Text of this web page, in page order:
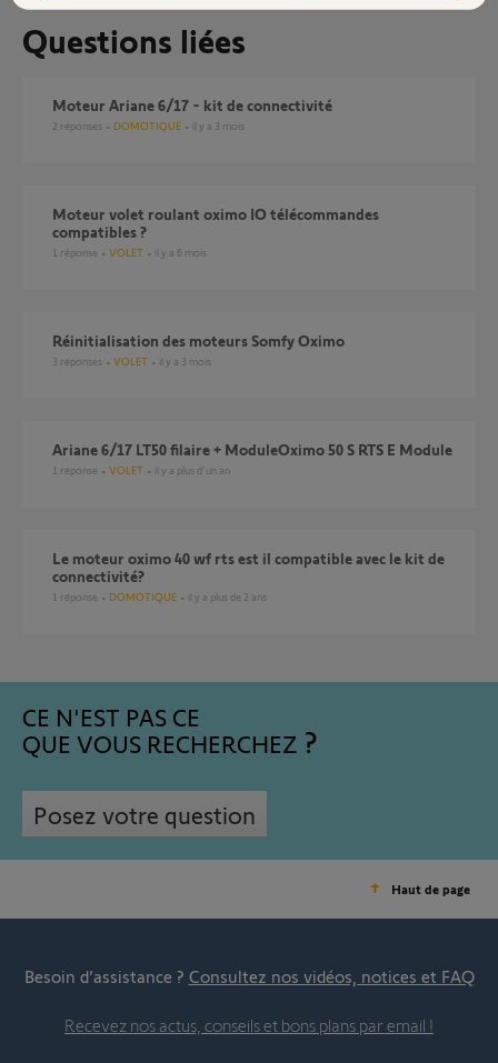
Questions liées
Moteur Ariane 6/17 - kit de connectivité
2 réponses DOMOTIQUE il y a 3 mois
Moteur volet roulant oximo IO télécommandes
compatibles ?
1 réponse VOLET il y a 6 mois
Réinitialisation des moteurs Somfy Oximo
3 réponses VOLET il y a 3 mois
Ariane 6/17 LT50 filaire + ModuleOximo 50 S RTS E Module
1 réponse VOLET il y a plus d'un an
le moteur oximo 40 wf rts est il compatible avec le kit de
connectivité?
1 réponse DOMOTIQUE il y a plus de 2 ans
CE N'EST PAS CE
QUE VOUS RECHERCHEZ
Posez votre question
Haut de page
Besoin d’assistance ? Consultez nos vidéos, notices et FAQ
Recevez nos actus, conseils et bons plans par email !